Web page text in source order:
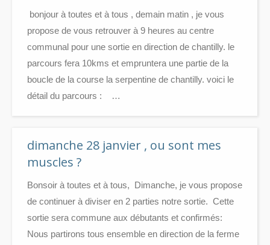
bonjour à toutes et à tous , demain matin , je vous
propose de vous retrouver à 9 heures au centre
communal pour une sortie en direction de chantilly. le
parcours fera 10kms et empruntera une partie de la
boucle de la course la serpentine de chantilly. voici le
détail du parcours : …
dimanche 28 janvier , ou sont mes
muscles ?
Bonsoir à toutes et à tous, Dimanche, je vous propose
de continuer à diviser en 2 parties notre sortie. Cette
sortie sera commune aux débutants et confirmés:
Nous partirons tous ensemble en direction de la ferme